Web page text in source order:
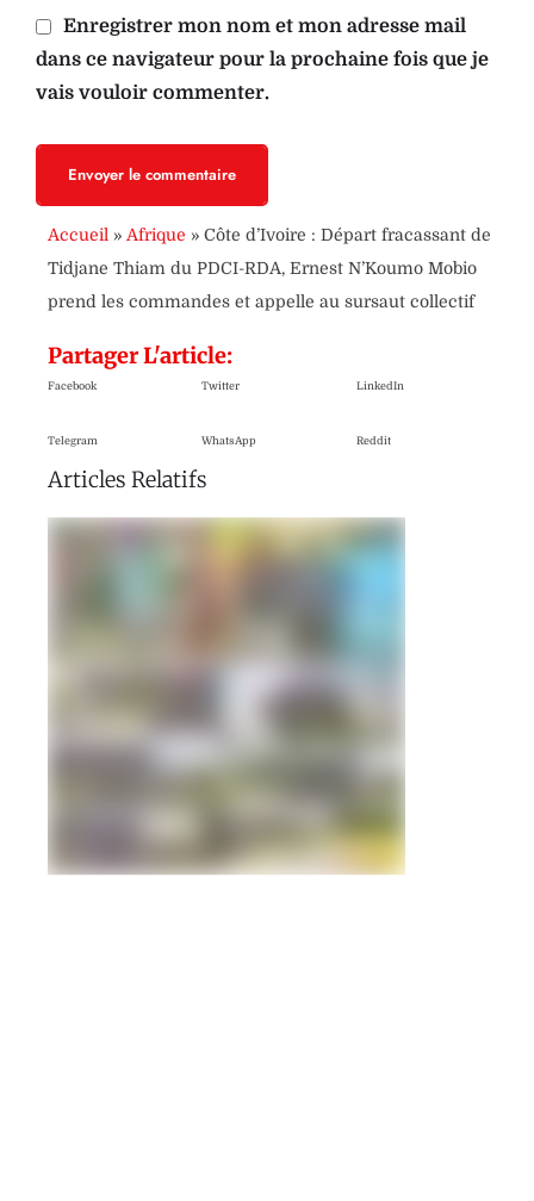
Enregistrer mon nom et mon adresse mail
dans ce navigateur pour la prochaine fois que je
vais vouloir commenter.
Envoyer le commentaire
Accueil » Afrique » Côte d’Ivoire : Départ fracassant de
Tidjane Thiam du PDCI-RDA, Ernest N’Koumo Mobio
prend les commandes et appelle au sursaut collectif
Partager L'article:
Facebook Twitter LinkedIn
Telegram WhatsApp Reddit
Articles Relatifs